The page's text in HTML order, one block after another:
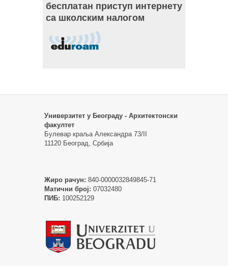
бесплатан приступ интернету
са школским налогом
Универзитет у Београду - Архитектонски
факултет
Булевар краља Александра 73/II
11120 Београд, Србија
Жиро рачун: 840-0000032849845-71
Матични број: 07032480
ПИБ: 100252129